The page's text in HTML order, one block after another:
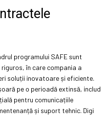
programului SAFE sunt
în care compania a
soluții inovatoare și eficiente.
pe o perioadă extinsă, includ
pentru comunicațiile
și suport tehnic. Digi